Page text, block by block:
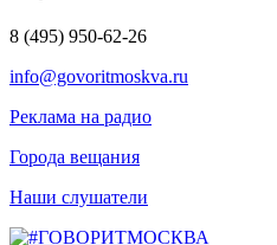
8 (495) 950-62-26
info@govoritmoskva.ru
Реклама на радио
Города вещания
Наши слушатели